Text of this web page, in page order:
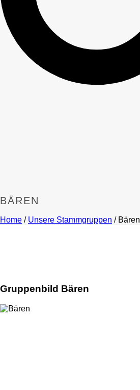
BÄREN
Home / Unsere Stammgruppen / Bären
Gruppenbild Bären